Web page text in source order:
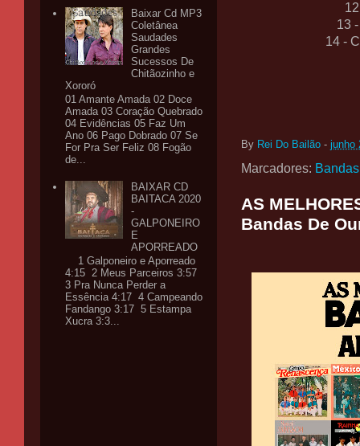
13
14 -
By Rei Do Bailão - junho
Marcadores: Bandas
AS
Bandas De
Baixar Cd MP3
Coletânea
Saudades
Grandes
Sucessos De
Chitãozinho e
Xororó
01 Amante Amada 02 Doce
Amada 03 Coração Quebrado
04 Evidências 05 Faz Um
Ano 06 Pago Dobrado 07 Se
For Pra Ser Feliz 08 Fogão
de...
BAIXAR CD
BAITACA 2020
-
GALPONEIRO
E
APORREADO
1 Galponeiro e Aporreado
4:15 2 Meus Parceiros 3:57
3 Pra Nunca Perder a
Essência 4:17 4 Campeando
Fandango 3:17 5 Estampa
Xucra 3:3...